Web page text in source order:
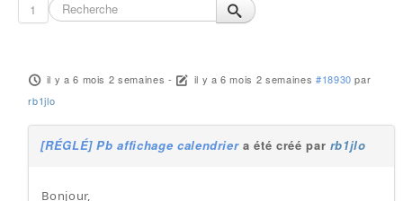
1
il y a 6 mois 2 semaines - il y a 6 mois 2 semaines #18930 par
rb1jlo
[RÉGLÉ] Pb affichage calendriera été créé par rb1jlo
Bonjour,